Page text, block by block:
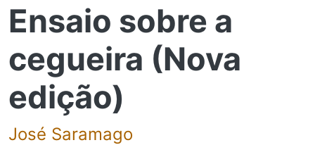
Ensaio sobre a
cegueira (Nova
edição)
José Saramago